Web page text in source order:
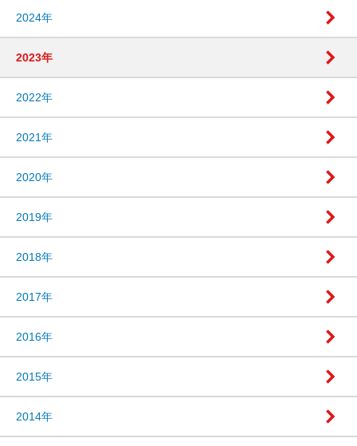
2024年
2023年
2022年
2021年
2020年
2019年
2018年
2017年
2016年
2015年
2014年